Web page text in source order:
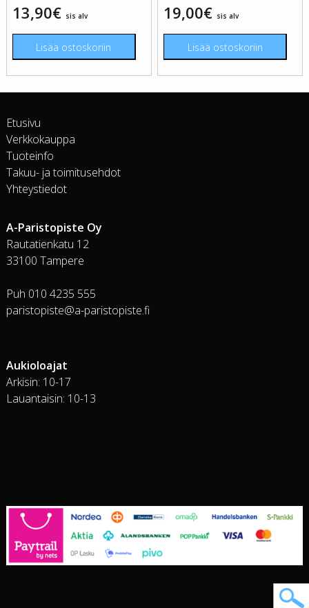
13,90€ sis alv
Lisää ostoskoriin
19,00€ sis alv
Lisää ostoskoriin
Etusivu
Verkkokauppa
Tuoteinfo
Takuu- ja toimitusehdot
Yhteystiedot
A-Paristopiste Oy
Rautatienkatu 12
33100 Tampere
Puh 010 4235 555
paristopiste@a-paristopiste.fi
Aukioloajat
Arkisin: 10-17
Lauantaisin: 10-13